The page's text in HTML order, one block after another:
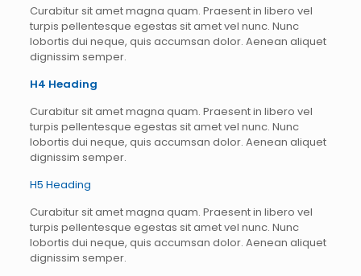
Curabitur sit amet magna quam. Praesent in libero vel
turpis pellentesque egestas sit amet vel nunc. Nunc
lobortis dui neque, quis accumsan dolor. Aenean aliquet
dignissim semper.
H4 Heading
Curabitur sit amet magna quam. Praesent in libero vel
turpis pellentesque egestas sit amet vel nunc. Nunc
lobortis dui neque, quis accumsan dolor. Aenean aliquet
dignissim semper.
H5 Heading
Curabitur sit amet magna quam. Praesent in libero vel
turpis pellentesque egestas sit amet vel nunc. Nunc
lobortis dui neque, quis accumsan dolor. Aenean aliquet
dignissim semper.